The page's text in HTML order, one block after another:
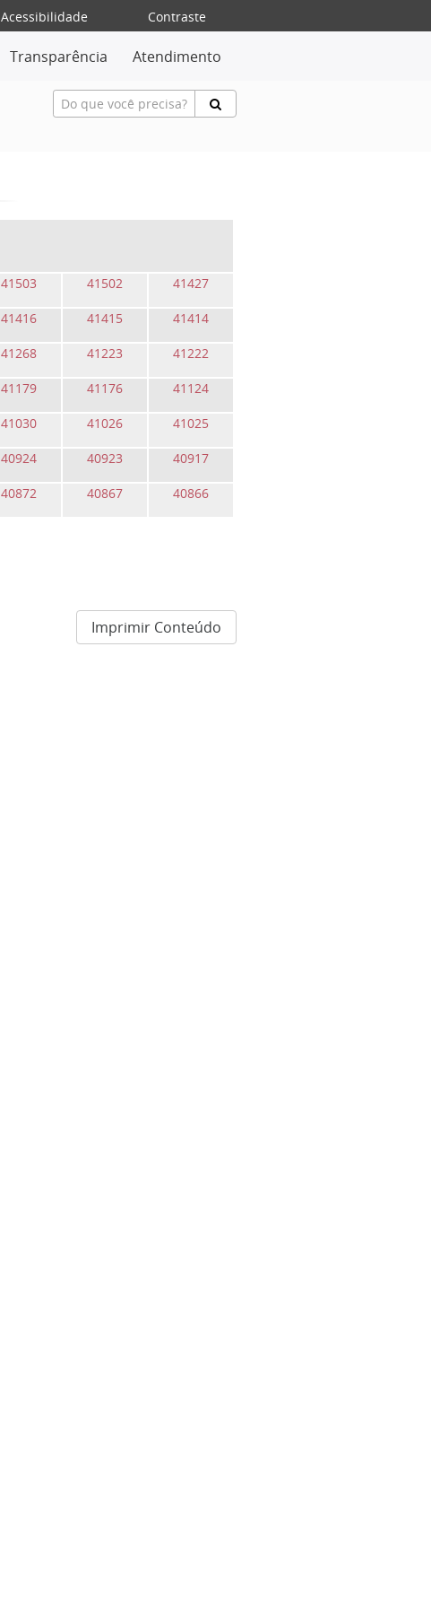
Acessibilidade
Contraste
Transparência Atendimento
41503 41502 41427
41416 41415 41414
41268 41223 41222
41179 41176 41124
41030 41026 41025
40924 40923 40917
40872 40867 40866
Imprimir Conteúdo